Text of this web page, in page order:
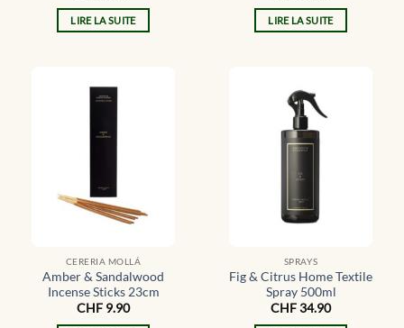
LIRE LA SUITE LIRE LA SUITE
CERERIA MOLLÁ
Amber & Sandalwood
Incense Sticks 23cm
CHF 9.90
SPRAYS
Fig & Citrus Home Textile
Spray 500ml
CHF34.90